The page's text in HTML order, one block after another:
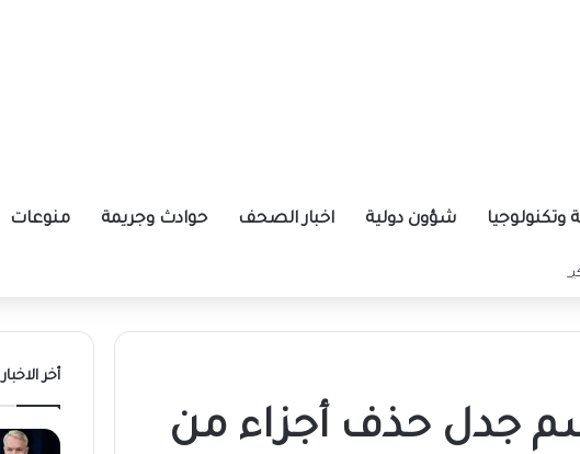
شؤون دولية اخبار الصحف حوادث وجريمة منوعات
الإيرانية موازين القوى بالمنطقة؟
جدل حذف أجزاء من
أخر الاخبار